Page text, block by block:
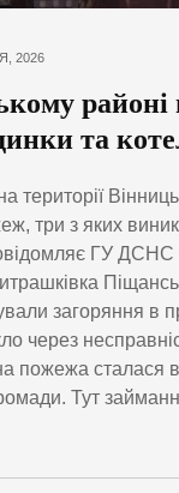
2026
районі
та
території
три з яких
ГУ ДСНС
загоряння в
через
пожежа сталася в
Тут